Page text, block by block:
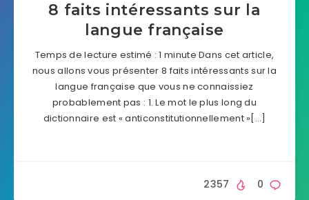
8 faits intéressants sur la
langue française
Temps de lecture estimé : 1 minute Dans cet article,
nous allons vous présenter 8 faits intéressants sur la
langue française que vous ne connaissiez
probablement pas : 1. Le mot le plus long du
dictionnaire est « anticonstitutionnellement »[…]
0
2357